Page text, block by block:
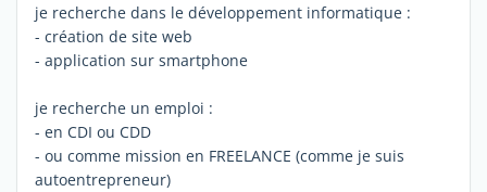
je recherche dans le développement informatique :
- création de site web
- application sur smartphone
je recherche un emploi :
- en CDI ou CDD
- ou comme mission en FREELANCE (comme je suis
autoentrepreneur)